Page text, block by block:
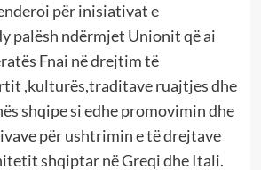
për inisiativat e
palësh ndërmjet Unionit që ai
Fnai në drejtim të
,kulturës,traditave ruajtjes dhe
shqipe si edhe promovimin dhe
për ushtrimin e të drejtave
shqiptar në Greqi dhe Itali.